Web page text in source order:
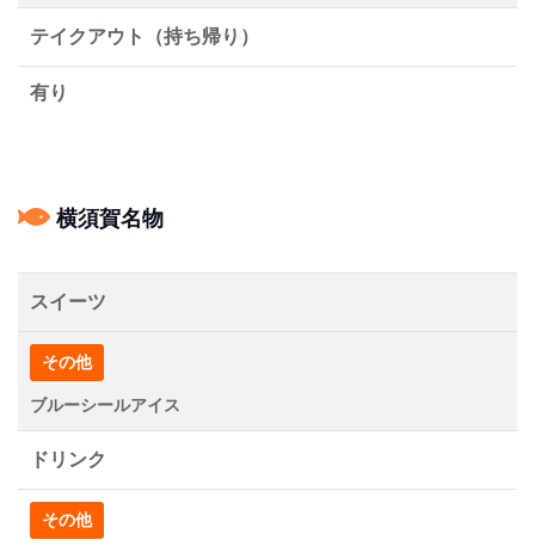
テイクアウト（持ち帰り）
有り
横須賀名物
スイーツ
その他
ブルーシールアイス
ドリンク
その他